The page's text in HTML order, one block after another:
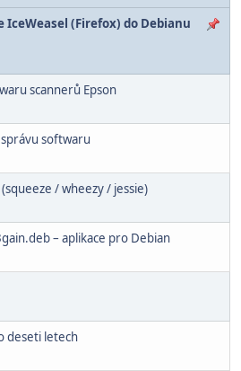
(Firefox) do Debianu
scannerů Epson
softwaru
/ wheezy / jessie)
– aplikace pro Debian
deseti letech